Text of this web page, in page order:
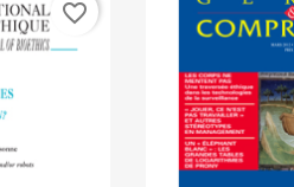
favorite_border